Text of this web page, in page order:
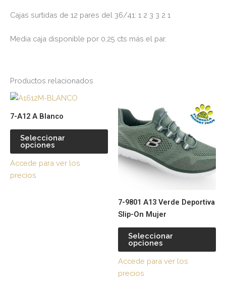
Cajas surtidas de 12 pares del 36/41: 1 2 3 3 2 1
Media caja disponible por 0,25 cts más el par.
Productos relacionados
7-A12 A Blanco
Seleccionar
opciones
producto
tiene
múltiples
variantes.
Las
opciones
elegir
página
Accede para ver los
precios
7-9801 A13 Verde Deportiva
Slip-On Mujer
Seleccionar
opciones
la
Accede para ver los
precios